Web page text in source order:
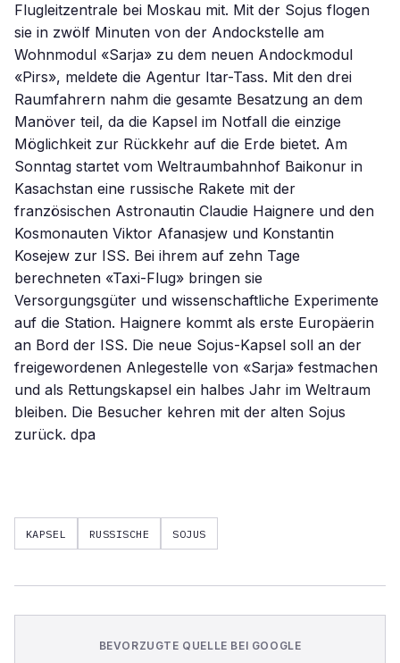
Flugleitzentrale bei Moskau mit. Mit der Sojus flogen
sie in zwölf Minuten von der Andockstelle am
Wohnmodul «Sarja» zu dem neuen Andockmodul
«Pirs», meldete die Agentur Itar-Tass. Mit den drei
Raumfahrern nahm die gesamte Besatzung an dem
Manöver teil, da die Kapsel im Notfall die einzige
Möglichkeit zur Rückkehr auf die Erde bietet. Am
Sonntag startet vom Weltraumbahnhof Baikonur in
Kasachstan eine russische Rakete mit der
französischen Astronautin Claudie Haignere und den
Kosmonauten Viktor Afanasjew und Konstantin
Kosejew zur ISS. Bei ihrem auf zehn Tage
berechneten «Taxi-Flug» bringen sie
Versorgungsgüter und wissenschaftliche Experimente
auf die Station. Haignere kommt als erste Europäerin
an Bord der ISS. Die neue Sojus-Kapsel soll an der
freigewordenen Anlegestelle von «Sarja» festmachen
und als Rettungskapsel ein halbes Jahr im Weltraum
bleiben. Die Besucher kehren mit der alten Sojus
zurück. dpa
KAPSEL RUSSISCHE SOJUS
BEVORZUGTE QUELLE BEI GOOGLE